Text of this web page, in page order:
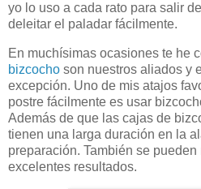
yo lo uso a cada rato para salir
deleitar el paladar fácilmente.
En muchísimas ocasiones te he
bizcocho son nuestros aliados y
excepción. Uno de mis atajos
postre fácilmente es usar
Además de que las cajas de
tienen una larga duración en la
preparación. También se
excelentes resultados.